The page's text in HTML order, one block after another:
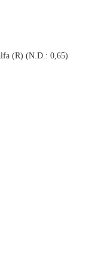
(R) (N.D.: 0,65)